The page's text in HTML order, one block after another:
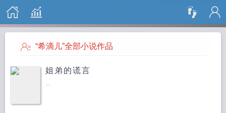
搜 索
“希滴儿”全部小说作品
姐弟的谎言
...